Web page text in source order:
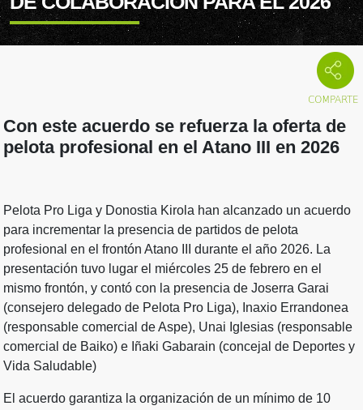
Con este acuerdo se refuerza la oferta de
pelota profesional en el Atano III en 2026
Pelota Pro Liga y Donostia Kirola han alcanzado un acuerdo
para incrementar la presencia de partidos de pelota
profesional en el frontón Atano III durante el año 2026. La
presentación tuvo lugar el miércoles 25 de febrero en el
mismo frontón, y contó con la presencia de Joserra Garai
(consejero delegado de Pelota Pro Liga), Inaxio Errandonea
(responsable comercial de Aspe), Unai Iglesias (responsable
comercial de Baiko) e Iñaki Gabarain (concejal de Deportes y
Vida Saludable)
El acuerdo garantiza la organización de un mínimo de 10